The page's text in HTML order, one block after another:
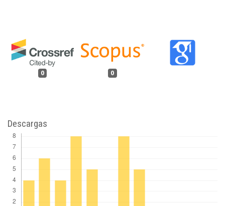
0 0
Descargas